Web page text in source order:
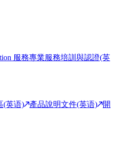
服務專業服務培訓與認證(英
(英语) 產品說明文件(英语)
開